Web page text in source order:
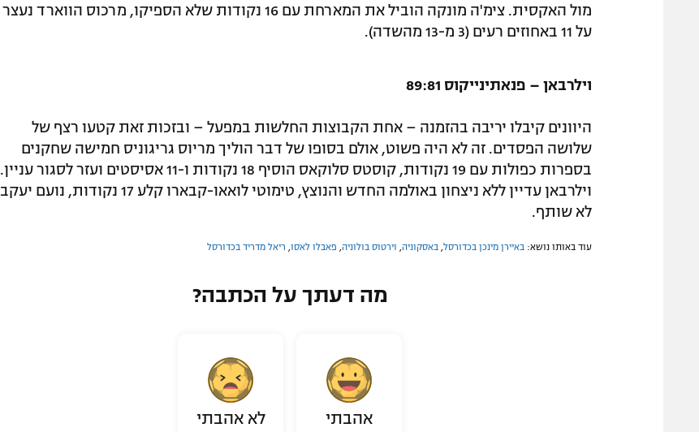
מול האקסית. צימ'ה מונקה הוביל את המארחת עם 16 נקודות שלא הספיקו, מרכוס הווארד נעצר
על 11 באחוזים רעים (3 מ-13 מהשדה).
וילרבאן – פנאתינייקוס 89:81
היוונים קיבלו יריבה בהזמנה – אחת הקבוצות החלשות במפעל – ובזכות זאת קטעו רצף של
שלושה הפסדים. זה לא היה פשוט, אולם בסופו של דבר הוליך מריוס גריגוניס חמישה שחקנים
בספרות כפולות עם 19 נקודות, קוסטס סלוקאס הוסיף 18 נקודות ו-11 אסיסטים ועזר לסגור עניין.
וילרבאן עדיין ללא ניצחון באולמה החדש והנוצץ, טימוטי לואאו-קבארו קלע 17 נקודות, נועם יעקב
לא שותף.
עוד באותו נושא: באיירן מינכן בכדורסל באסקוניה וירטוס בולוניה פאבלו לאסו ריאל מדריד בכדורסל
מה דעתך על הכתבה?
אהבתי לא אהבתי